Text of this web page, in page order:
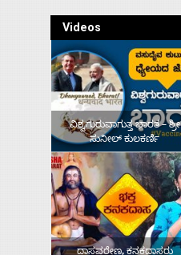
Videos
ವಿಶ್ವಗುರುವಾಗುತ್ತ ಭಾರತ – ಶ್ರೀ
ಸುನೀಲ್‌ ಕುಲಕರ್ಣಿ